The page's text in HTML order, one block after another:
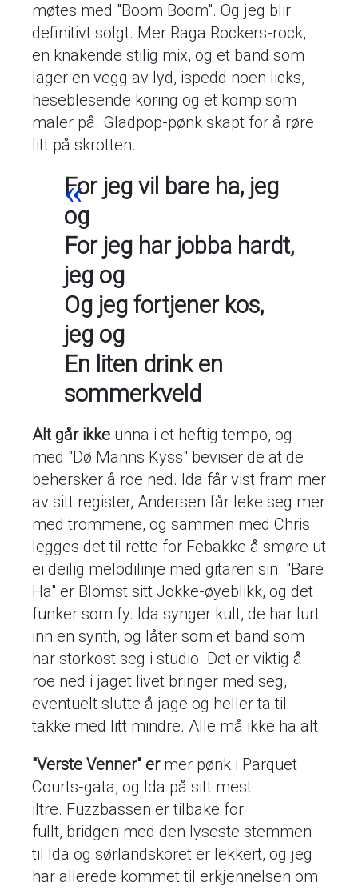
møtes med "Boom Boom". Og jeg blir
definitivt solgt. Mer Raga Rockers-rock,
en knakende stilig mix, og et band som
lager en vegg av lyd, ispedd noen licks,
heseblesende koring og et komp som
maler på. Gladpop-pønk skapt for å røre
litt på skrotten.
For jeg vil bare ha, jeg
og
For jeg har jobba hardt,
jeg og
Og jeg fortjener kos,
jeg og
En liten drink en
sommerkveld
Alt går ikke unna i et heftig tempo, og
med "Dø Manns Kyss" beviser de at de
behersker å roe ned. Ida får vist fram mer
av sitt register, Andersen får leke seg mer
med trommene, og sammen med Chris
legges det til rette for Febakke å smøre ut
ei deilig melodilinje med gitaren sin. "Bare
Ha" er Blomst sitt Jokke-øyeblikk, og det
funker som fy. Ida synger kult, de har lurt
inn en synth, og låter som et band som
har storkost seg i studio. Det er viktig å
roe ned i jaget livet bringer med seg,
eventuelt slutte å jage og heller ta til
takke med litt mindre. Alle må ikke ha alt.
"Verste Venner" ermer pønk i Parquet
Courts-gata, og Ida på sitt mest
iltre. Fuzzbassen er tilbake for
fullt, bridgen med den lyseste stemmen
til Ida og sørlandskoret er lekkert, og jeg
har allerede kommet til erkjennelsen om